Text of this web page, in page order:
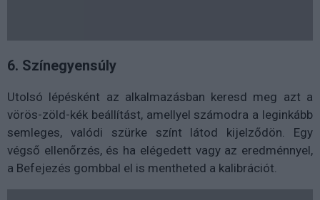
6. Színegyensúly
Utolsó lépésként az alkalmazásban keresd meg azt a
vörös-zöld-kék beállítást, amellyel számodra a leginkább
semleges, valódi szürke színt látod kijelződön. Egy
végső ellenőrzés, és ha elégedett vagy az eredménnyel,
a Befejezés gombbal el is mentheted a kalibrációt.